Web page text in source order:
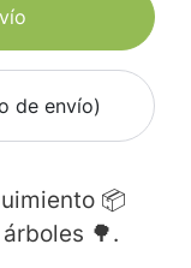
de envío)
📦
árboles 🌳.